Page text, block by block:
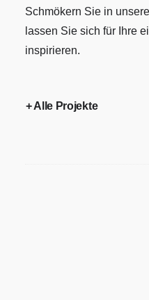
Schmökern Sie in
lassen Sie sich für Ihre
inspirieren.
+ Alle Projekte